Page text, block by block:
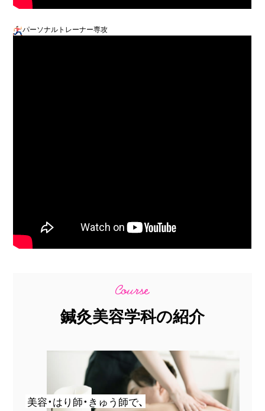
パーソナルトレーナー専攻
鍼灸美容学科の紹介
美容・はり師・きゅう師で、